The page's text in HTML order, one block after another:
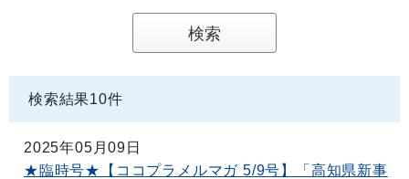
検索結果10件
2025年05月09日
★臨時号★【ココプラメルマガ 5/9号】「高知県新事